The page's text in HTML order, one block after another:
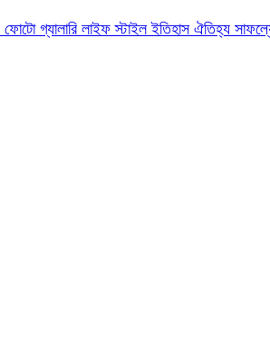
ফোটো গ্যালারি লাইফ স্টাইলইতিহাস ঐতিহ্য